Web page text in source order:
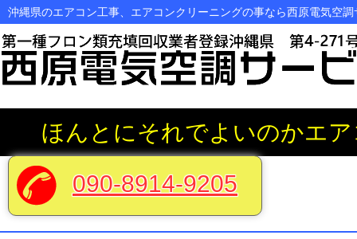
沖縄県のエアコン工事、エアコンクリーニングの事なら西原電気空調
090-8914-9205
ほんとにそれでよいのかエ
ホーム
エアコンクリーニング
よくある質問と答え